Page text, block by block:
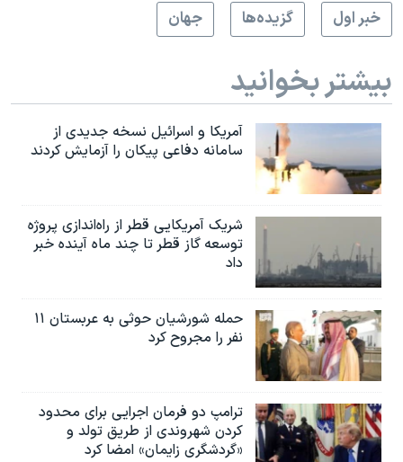
خبر اول
گزيده‌ها جهان
بیشتر بخوانید
آمریکا و اسرائیل نسخه جدیدی از
سامانه دفاعی پیکان را آزمایش کردند
شریک آمریکایی قطر از راه‌اندازی پروژه
توسعه گاز قطر تا چند ماه آینده خبر
داد
حمله شورشیان حوثی به عربستان ۱۱
نفر را مجروح کرد
ترامپ دو فرمان اجرایی برای محدود
کردن شهروندی از طریق تولد و
«گردشگری زایمان» امضا کرد